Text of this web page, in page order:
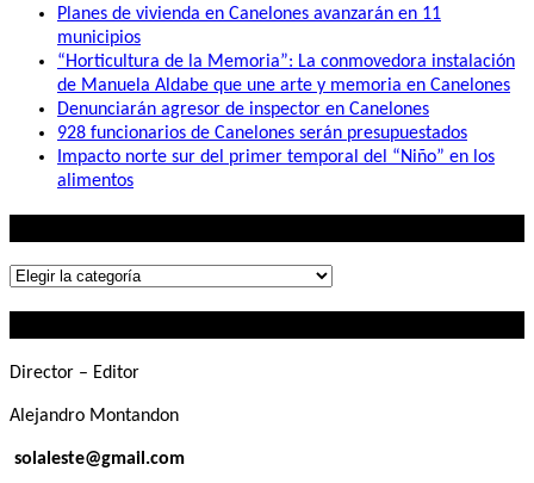
Planes de vivienda en Canelones avanzarán en 11
municipios
“Horticultura de la Memoria”: La conmovedora instalación
de Manuela Aldabe que une arte y memoria en Canelones
Denunciarán agresor de inspector en Canelones
928 funcionarios de Canelones serán presupuestados
Impacto norte sur del primer temporal del “Niño” en los
alimentos
Lo
Director – Editor
Alejandro Montandon
solaleste@gmail.com